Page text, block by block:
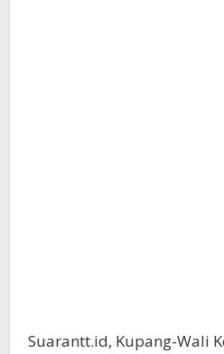
Suarantt.id, Kupang-Wali